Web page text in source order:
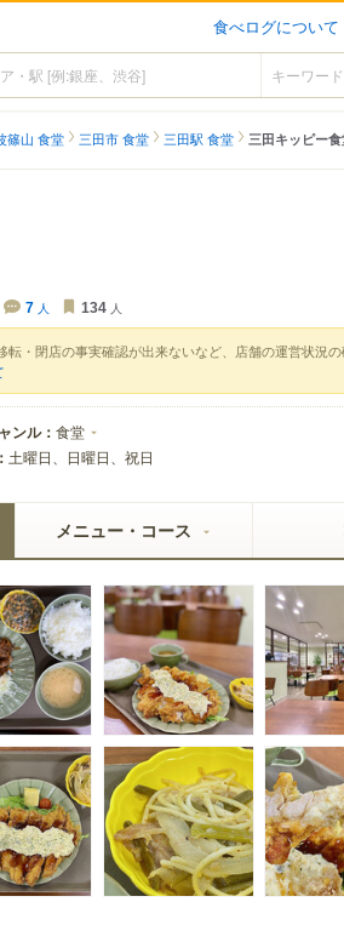
食べログについて
篠山 食堂 三田市 食堂 三田駅 食堂 三田キッピー
7 人 134 人
転・閉店の事実確認が出来ないなど、店舗の運営状況
ンル： 食堂
土曜日、日曜日、祝日
メニュー・コース